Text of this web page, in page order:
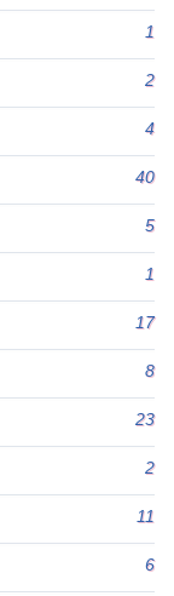
1
2
4
40
5
1
17
8
23
2
11
6